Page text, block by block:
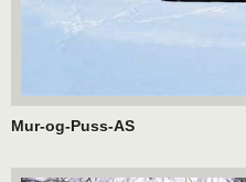
Mur-og-Puss-AS